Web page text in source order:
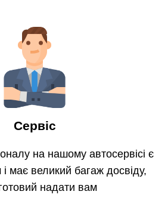
Сервіс
на нашому автосервісі є
має великий багаж досвіду,
надати вам